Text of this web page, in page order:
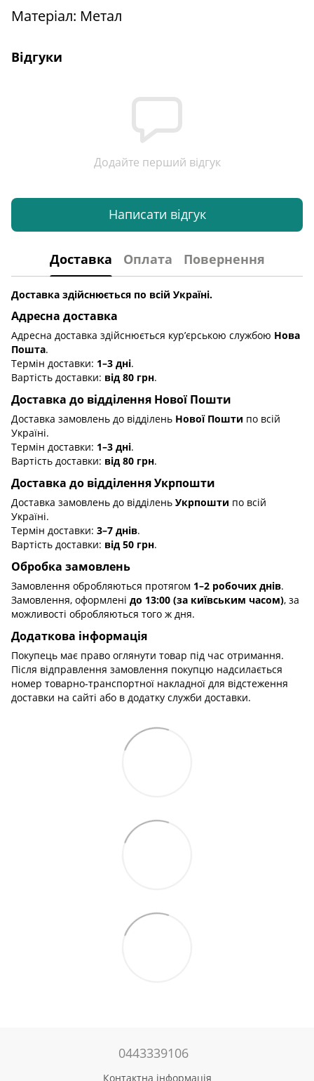
Матеріал: Метал
Відгуки
Додайте перший відгук
Написати відгук
Доставка Оплата Повернення
Доставка здійснюється по всій Україні.
Адресна доставка
Адресна доставка здійснюється кур’єрською службою Нова
Пошта.
Термін доставки: 1–3 дні.
Вартість доставки: від 80 грн.
Доставка до відділення Нової Пошти
Доставка замовлень до відділень Нової Пошти по всій
Україні.
Термін доставки: 1–3 дні.
Вартість доставки: від 80 грн.
Доставка до відділення Укрпошти
Доставка замовлень до відділень Укрпошти по всій
Україні.
Термін доставки: 3–7 днів.
Вартість доставки: від 50 грн.
Обробка замовлень
Замовлення обробляються протягом 1–2 робочих днів.
Замовлення, оформлені до 13:00 (за київським часом), за
можливості обробляються того ж дня.
Додаткова інформація
Покупець має право оглянути товар під час отримання.
Після відправлення замовлення покупцю надсилається
номер товарно-транспортної накладної для відстеження
доставки на сайті або в додатку служби доставки.
0443339106
Контактна інформація